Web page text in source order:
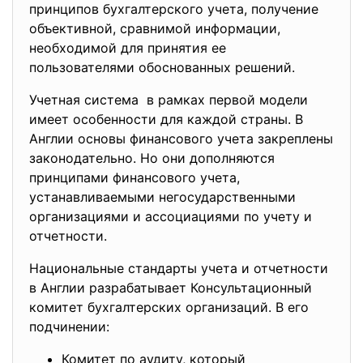
принципов бухгалтерского учета, получение
объективной, сравнимой информации,
необходимой для принятия ее
пользователями обоснованных решений.
Учетная система в рамках первой модели
имеет особенности для каждой страны. В
Англии основы финансового учета закреплены
законодательно. Но они дополняются
принципами финансового учета,
устанавливаемыми негосударственными
организациями и ассоциациями по учету и
отчетности.
Национальные стандарты учета и отчетности
в Англии разрабатывает Консультационный
комитет бухгалтерских организаций. В его
подчинении:
Комитет по аудиту, который